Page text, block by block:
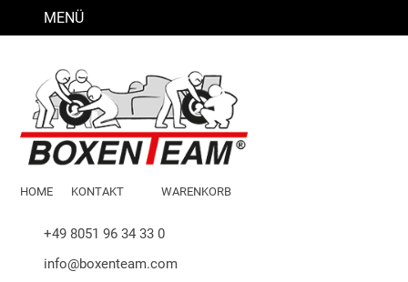
MENÜ
HOME KONTAKT WARENKORB
+49 8051 96 34 33 0
info@boxenteam.com